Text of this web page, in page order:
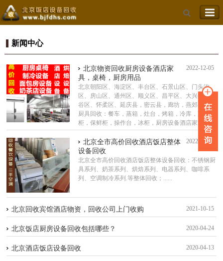
新闻中心
2022-12-05
北京物资回收厨房设备酒店家
具，桌椅，厨房用品
北京朝阳区、海淀区、丰台区、石景山区、门头沟
区、房山区、通州区、顺义区、昌平区、大兴区、平
谷区、怀柔区、延庆县，密云县，廊坊，燕郊，大厂
厨具回收：餐车，蒸箱，灶台，烤箱，冷库，冷藏
柜，保鲜柜，操作台，冰柜，厨房设备酒店家......
2022-03-17
北京全市高价回收酒店饭店整体
设备回收
北京全市高价回收酒店饭店整体设备回收：不锈钢厨
具系列、奶茶系列、烘焙系列、电器系列、咖啡系
列、空调制冷系列.等整体回收；......
2021-10-15
北京回收宾馆酒店物资，回收公司上门收购
2020-04-24
北京饭店厨房设备回收包括哪些？
2020-04-13
北京酒店饭店设备回收